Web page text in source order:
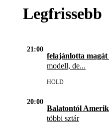
Legfrissebb
21:00
felajánlotta magát
modell, de...
HOLD
20:00
Balatontól
többi sztár